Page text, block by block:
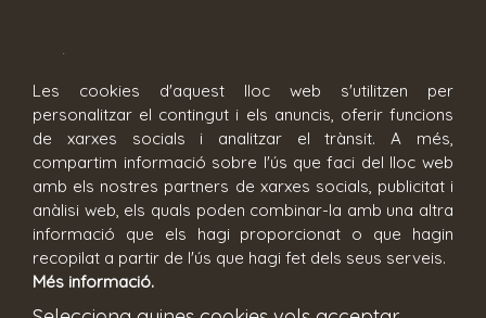
c/ Fontanilles 15, 17002 Girona
Reserva cita
Les cookies d'aquest lloc web s'utilitzen per
personalitzar el contingut i els anuncis, oferir funcions
de xarxes socials i analitzar el trànsit. A més,
compartim informació sobre l'ús que faci del lloc web
amb els nostres partners de xarxes socials, publicitat i
anàlisi web, els quals poden combinar-la amb una altra
informació que els hagi proporcionat o que hagin
recopilat a partir de l'ús que hagi fet dels seus serveis.
Més informació.